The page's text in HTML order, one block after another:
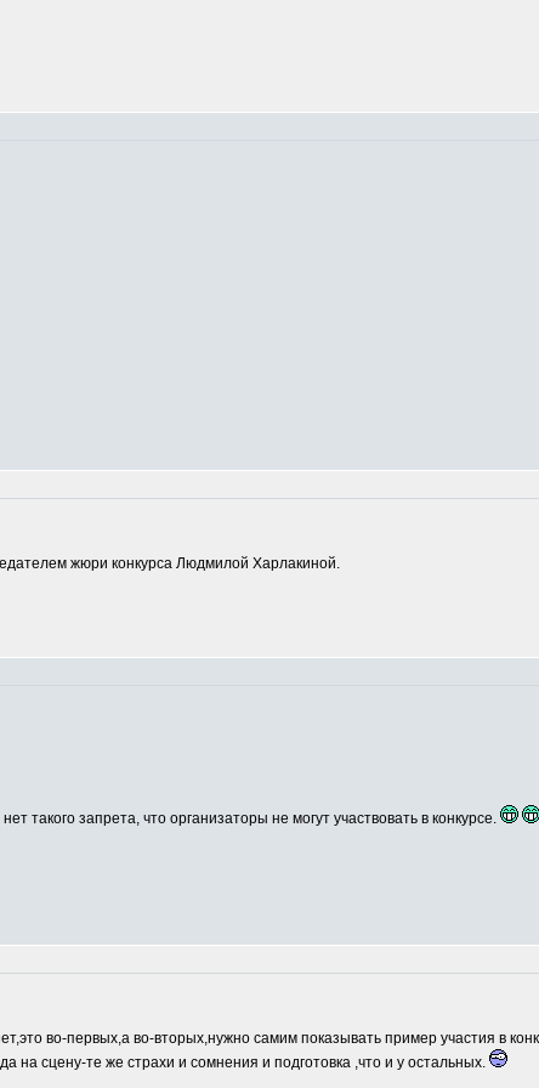
жюри конкурса Людмилой Харлакиной.
такого запрета, что организаторы не могут участвовать в конкурсе.
во-первых,а во-вторых,нужно самим показывать пример участия в
на сцену-те же страхи и сомнения и подготовка ,что и у остальных.